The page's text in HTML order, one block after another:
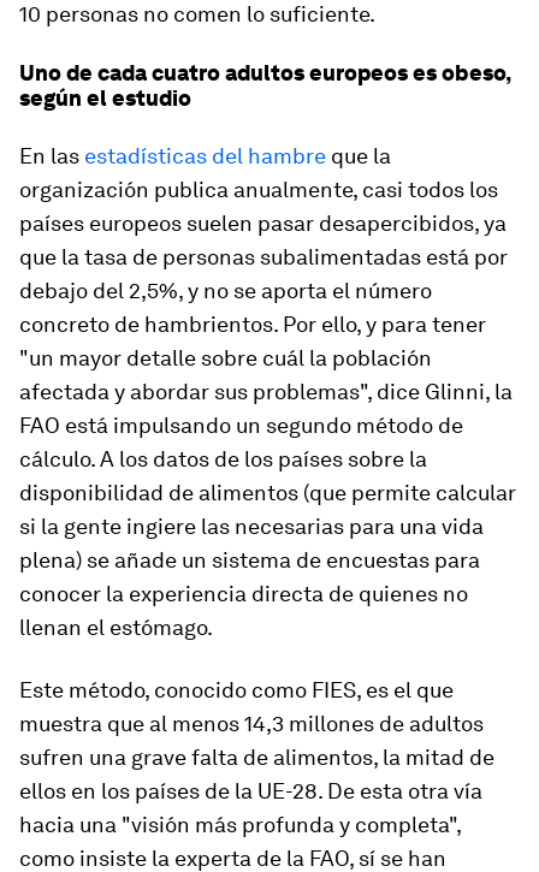
10 personas no comen lo suficiente.
Uno de cada cuatro adultos europeos es obeso,
según el estudio
En las estadísticas del hambre que la
organización publica anualmente, casi todos los
países europeos suelen pasar desapercibidos, ya
que la tasa de personas subalimentadas está por
debajo del 2,5%, y no se aporta el número
concreto de hambrientos. Por ello, y para tener
"un mayor detalle sobre cuál la población
afectada y abordar sus problemas", dice Glinni, la
FAO está impulsando un segundo método de
cálculo. A los datos de los países sobre la
disponibilidad de alimentos (que permite calcular
si la gente ingiere las necesarias para una vida
plena) se añade un sistema de encuestas para
conocer la experiencia directa de quienes no
llenan el estómago.
Este método, conocido como FIES, es el que
muestra que al menos 14,3 millones de adultos
sufren una grave falta de alimentos, la mitad de
ellos en los países de la UE-28. De esta otra vía
hacia una "visión más profunda y completa",
como insiste la experta de la FAO, sí se han